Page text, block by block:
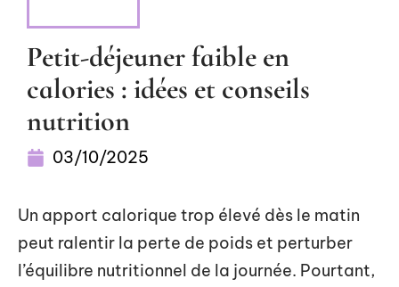
Petit-déjeuner faible en
calories : idées et conseils
nutrition
03/10/2025
Un apport calorique trop élevé dès le matin
peut ralentir la perte de poids et perturber
l’équilibre nutritionnel de la journée. Pourtant,